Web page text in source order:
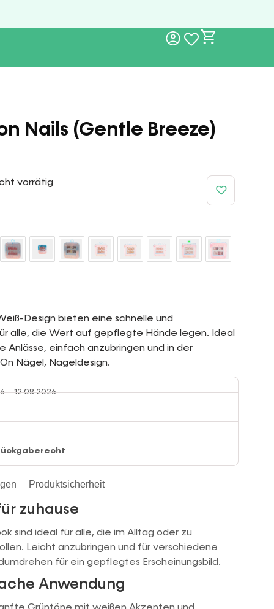
Nails (Gentle Breeze)
vorrätig
Design bieten eine schnelle und
alle, die Wert auf gepflegte Hände legen. Ideal
Anlässe, einfach anzubringen und in der
Nägel, Nageldesign.
– 12.08.2026
Produktsicherheit
zuhause
sind ideal für alle, die im Alltag oder zu
Leicht anzubringen und für verschiedene
für ein gepflegtes Erscheinungsbild.
Anwendung